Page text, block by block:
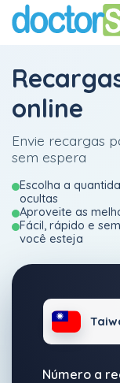
online
Envie recargas
sem espera
Escolha a
ocultas
Aproveite as
Fácil, rápido e
você esteja
Número a